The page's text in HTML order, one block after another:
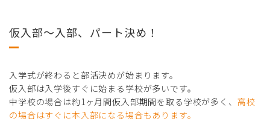
仮入部～入部、パート決め！
入学式が終わると部活決めが始まります。
仮入部は入学後すぐに始まる学校が多いです。
中学校の場合は約1ヶ月間仮入部期間を取る学校が多く、 高校
の場合はすぐに本入部になる場合もあります。